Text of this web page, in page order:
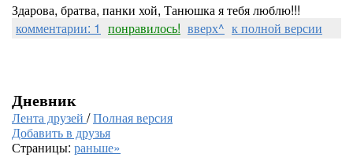
Здарова, братва, панки хой, Танюшка я тебя люблю!!!
комментарии: 1 понравилось! вверх^ к полной версии
Дневник
Лента друзей /Полная версия
Добавить в друзья
Страницы: раньше»